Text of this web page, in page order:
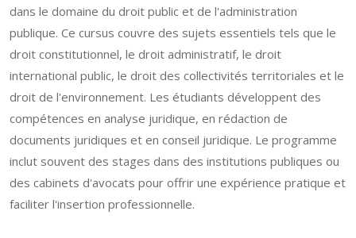
dans le domaine du droit public et de l'administration
publique. Ce cursus couvre des sujets essentiels tels que le
droit constitutionnel, le droit administratif, le droit
international public, le droit des collectivités territoriales et le
droit de l'environnement. Les étudiants développent des
compétences en analyse juridique, en rédaction de
documents juridiques et en conseil juridique. Le programme
inclut souvent des stages dans des institutions publiques ou
des cabinets d'avocats pour offrir une expérience pratique et
faciliter l'insertion professionnelle.